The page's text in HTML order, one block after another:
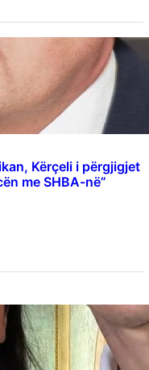
Kërçeli i përgjigjet
me SHBA-në”
në dasmën e
gjigant me emra